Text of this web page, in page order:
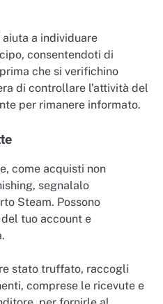
a individuare
consentendoti di
che si verifichino
di controllare l’attività del
per rimanere informato.
come acquisti non
segnalalo
Steam. Possono
tuo account e
stato truffato, raccogli
comprese le ricevute e